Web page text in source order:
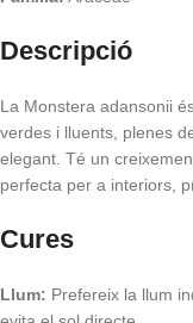
Descripció
La Monstera adansonii
verdes i lluents, plenes
elegant. Té un
perfecta per a interiors,
Cures
Llum: Prefereix la llum